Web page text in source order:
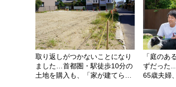
取り返しがつかないことになり
ました…首都圏・駅徒歩10分の
土地を購入も、「家が建てられ
「庭のあ
ずだった
65歳夫婦